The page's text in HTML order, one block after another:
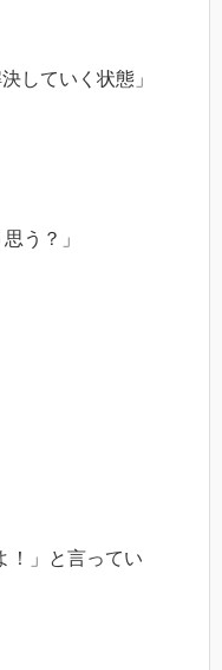
していく状態」
う？」
！」と言ってい